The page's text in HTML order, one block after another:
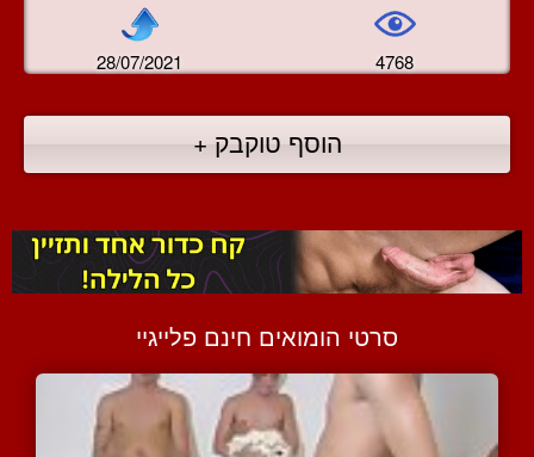
28/07/2021 4768
הוסף טוקבק +
סרטי הומואים חינם פלייגיי